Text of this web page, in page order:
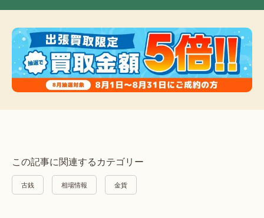
この記事に関連するカテゴリー
古銭 相場情報 金貨